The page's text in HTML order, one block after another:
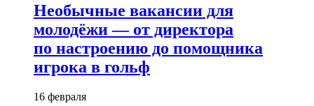
Необычные вакансии для
молодёжи — от директора
по настроению до помощника
игрока в гольф
16 февраля